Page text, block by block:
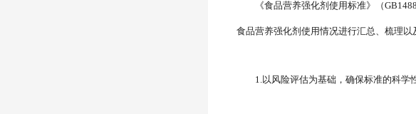
《食品营养强化剂使用标准》（
食品营养强化剂使用情况进行汇总、梳理以
1.以风险评估为基础，确保标准的科学